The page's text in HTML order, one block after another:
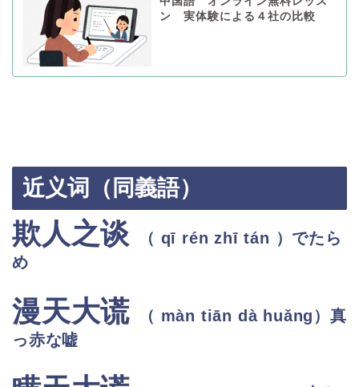
ン 実体験による４社の比較
近义词（同義語）
欺人之谈 （ qī rén zhī tán ）でたら
め
漫天大谎 （ màn tiān dà huǎng ）真
っ赤な嘘